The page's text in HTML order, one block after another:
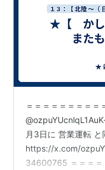
＝＝＝＝＝＝＝＝＝
月3日に 営業運転 と
https://x.com/
34600765 ＝＝＝＝